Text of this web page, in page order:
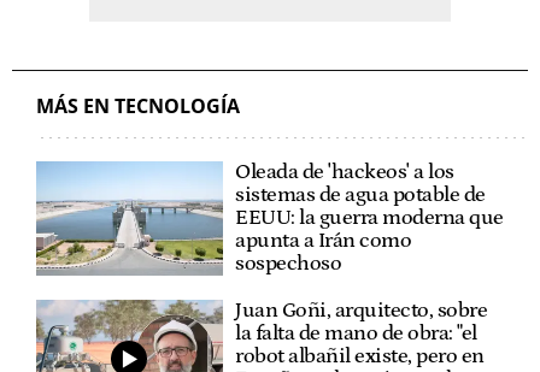
MÁS EN TECNOLOGÍA
Oleada de 'hackeos' a los
sistemas de agua potable de
EEUU: la guerra moderna que
apunta a Irán como
sospechoso
Juan Goñi, arquitecto, sobre
la falta de mano de obra: "el
robot albañil existe, pero en